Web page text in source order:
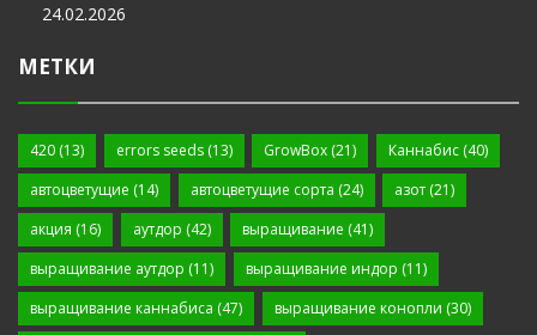
24.02.2026
МЕТКИ
420 (13) errors seeds(13) GrowBox (21) Каннабис(40)
автоцветущие (14) автоцветущие сорта (24) азот (21)
акция (16) аутдор (42) выращивание (41)
выращивание аутдор (11) выращивание индор (11)
выращивание каннабиса (47) выращивание конопли (30)